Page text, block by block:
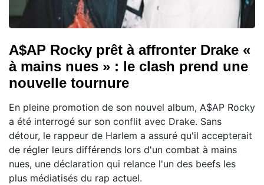
A$AP Rocky prêt à affronter Drake «
à mains nues » : le clash prend une
nouvelle tournure
En pleine promotion de son nouvel album, A$AP Rocky
a été interrogé sur son conflit avec Drake. Sans
détour, le rappeur de Harlem a assuré qu'il accepterait
de régler leurs différends lors d'un combat à mains
nues, une déclaration qui relance l'un des beefs les
plus médiatisés du rap actuel.